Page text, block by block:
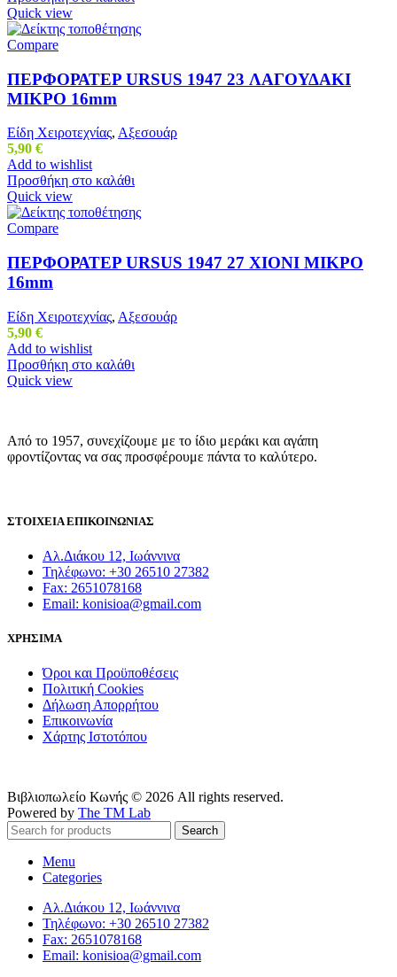
Quick view
Compare
ΠΕΡΦΟΡΑΤΕΡ URSUS 1947 23 ΛΑΓΟΥΔΑΚΙ
ΜΙΚΡΟ 16mm
Είδη Χειροτεχνίας, Αξεσουάρ
5,90 €
Add to wishlist
Προσθήκη στο καλάθι
Quick view
Compare
ΠΕΡΦΟΡΑΤΕΡ URSUS 1947 27 ΧΙΟΝΙ ΜΙΚΡΟ
16mm
Είδη Χειροτεχνίας, Αξεσουάρ
5,90 €
Add to wishlist
Προσθήκη στο καλάθι
Quick view
Από το 1957, συνεχίζουμε με το ίδιο μεράκι και αγάπη
φροντίζοντας να σας προσφέρουμε πάντα το καλύτερο.
ΣΤΟΙΧΕΙΑ ΕΠΙΚΟΙΝΩΝΙΑΣ
Αλ.Διάκου 12, Ιωάννινα
Τηλέφωνο: +30 26510 27382
Fax: 2651078168
Email: konisioa@gmail.com
ΧΡΗΣΙΜΑ
Όροι και Προϋποθέσεις
Πολιτική Cookies
Δήλωση Απορρήτου
Επικοινωνία
Χάρτης Ιστοτόπου
Βιβλιοπωλείο Κωνής © 2026 All rights reserved.
Powered by The TM Lab
Search
Menu
Categories
Αλ.Διάκου 12, Ιωάννινα
Τηλέφωνο: +30 26510 27382
Fax: 2651078168
Email: konisioa@gmail.com